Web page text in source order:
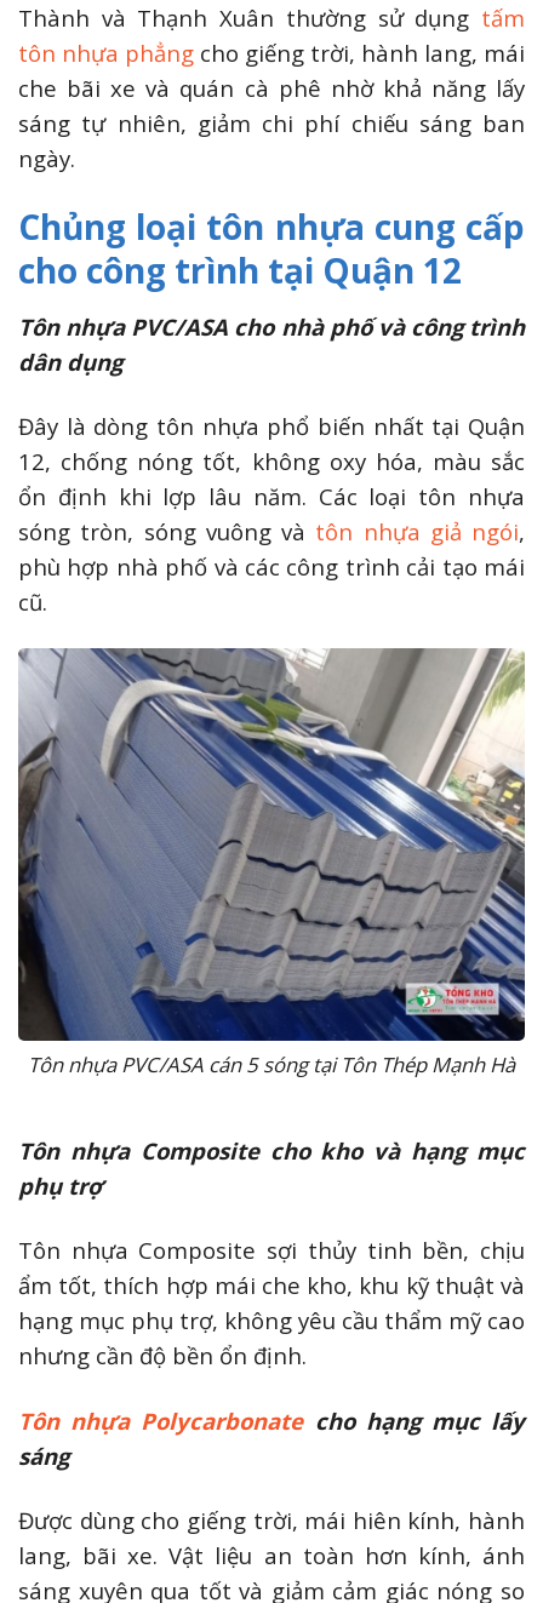
Thành và Thạnh Xuân thường sử dụng tấm
tôn nhựa phẳng cho giếng trời, hành lang, mái
che bãi xe và quán cà phê nhờ khả năng lấy
sáng tự nhiên, giảm chi phí chiếu sáng ban
ngày.
Chủng loại tôn nhựa cung cấp
cho công trình tại Quận 12
Tôn nhựa PVC/ASA cho nhà phố và công trình
dân dụng
Đây là dòng tôn nhựa phổ biến nhất tại Quận
12, chống nóng tốt, không oxy hóa, màu sắc
ổn định khi lợp lâu năm. Các loại tôn nhựa
sóng tròn, sóng vuông và tôn nhựa giả ngói,
phù hợp nhà phố và các công trình cải tạo mái
cũ.
Tôn nhựa PVC/ASA cán 5 sóng tại Tôn Thép Mạnh Hà
Tôn nhựa Composite cho kho và hạng mục
phụ trợ
Tôn nhựa Composite sợi thủy tinh bền, chịu
ẩm tốt, thích hợp mái che kho, khu kỹ thuật và
hạng mục phụ trợ, không yêu cầu thẩm mỹ cao
nhưng cần độ bền ổn định.
Tôn nhựa Polycarbonatecho hạng mục lấy
sáng
Được dùng cho giếng trời, mái hiên kính, hành
lang, bãi xe. Vật liệu an toàn hơn kính, ánh
sáng xuyên qua tốt và giảm cảm giác nóng so